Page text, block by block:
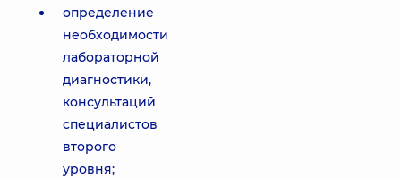
определение
необходимости
лабораторной
диагностики,
консультаций
специалистов
второго
уровня;